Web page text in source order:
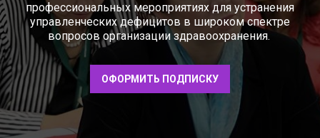
профессиональных мероприятиях для устранения
управленческих дефицитов в широком спектре
вопросов организации здравоохранения.
ОФОРМИТЬ ПОДПИСКУ